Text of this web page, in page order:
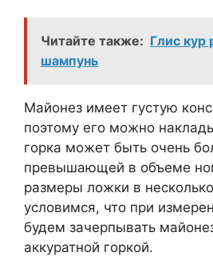
Читайте также: Глис кур
шампунь
Майонез имеет густую
поэтому его можно
горка может быть очень
превышающей в объеме
размеры ложки в
условимся, что при
будем зачерпывать
аккуратной горкой.